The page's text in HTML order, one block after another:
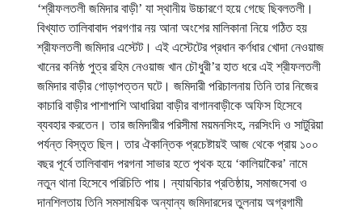
‘শ্রীফলতলী জমিদার বাড়ী’ যা স্থানীয় উচ্চারণে হয়ে গেছে ছিবলতলী।
বিখ্যাত তালিবাবাদ পরগণার নয় আনা অংশের মালিকানা নিয়ে গঠিত হয়
শ্রীফলতলী জমিদার এস্টেট। এই এস্টেটের প্রধান কর্ণধার খোদা নেওয়াজ
খানের কনিষ্ঠ পুত্র রহিম নেওয়াজ খান চৌধুরী’র হাত ধরে এই শ্রীফলতলী
জমিদার বাড়ীর গোড়াপত্তন ঘটে। জমিদারী পরিচালনায় তিনি তার নিজের
কাচারি বাড়ীর পাশাপাশি আধারিয়া বাড়ীর বাগানবাড়ীকে অফিস হিসেবে
ব্যবহার করতেন। তার জমিদারীর পরিসীমা ময়মনসিংহ, নরসিংদি ও সাটুরিয়া
পর্যন্ত বিস্তৃত ছিল। তার ঐকান্তিক প্রচেষ্টায়ই আজ থেকে প্রায় ১০০
বছর পূর্বে তালিবাবাদ পরগনা সাভার হতে পৃথক হয়ে ‘কালিয়াকৈর’ নামে
নতুন থানা হিসেবে পরিচিতি পায়। ন্যায়বিচার প্রতিষ্ঠায়, সমাজসেবা ও
দানশিলতায় তিনি সমসাময়িক অন্যান্য জমিদারদের তুলনায় অগ্রগামী